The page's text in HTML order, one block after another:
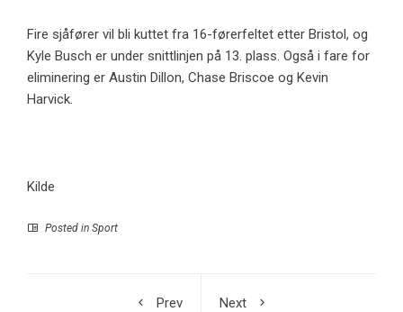
Fire sjåfører vil bli kuttet fra 16-førerfeltet etter Bristol, og
Kyle Busch er under snittlinjen på 13. plass. Også i fare for
eliminering er Austin Dillon, Chase Briscoe og Kevin
Harvick.
Kilde
Posted in Sport
Prev
Next